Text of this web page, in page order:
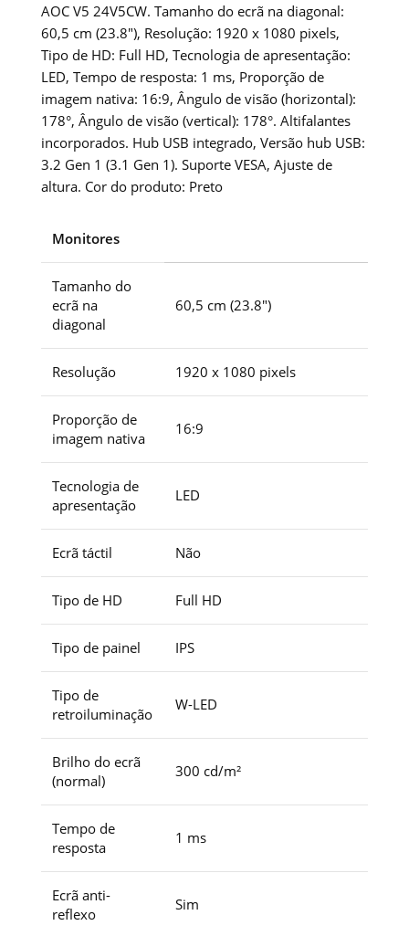
AOC V5 24V5CW. Tamanho do ecrã na diagonal:
60,5 cm (23.8″), Resolução: 1920 x 1080 pixels,
Tipo de HD: Full HD, Tecnologia de apresentação:
LED, Tempo de resposta: 1 ms, Proporção de
imagem nativa: 16:9, Ângulo de visão (horizontal):
178°, Ângulo de visão (vertical): 178°. Altifalantes
incorporados. Hub USB integrado, Versão hub USB:
3.2 Gen 1 (3.1 Gen 1). Suporte VESA, Ajuste de
altura. Cor do produto: Preto
Monitores
Tamanho do
ecrã na
diagonal
60,5 cm (23.8″)
Resolução 1920 x 1080 pixels
Proporção de
imagem nativa
16:9
Tecnologia de
apresentação
LED
Ecrã táctil Não
Tipo de HD Full HD
Tipo de painel IPS
Tipo de
retroiluminação
W-LED
Brilho do ecrã
(normal)
300 cd/m²
Tempo de
resposta
1 ms
Ecrã anti-
reflexo
Sim